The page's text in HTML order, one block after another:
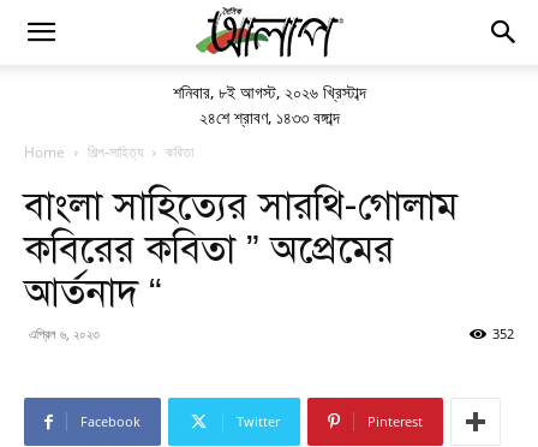
শনিবার, ৮ই আগস্ট, ২০২৬ খ্রিস্টাব্দ
২৪শে শ্রাবণ, ১৪৩৩ বঙ্গাব্দ
Home শিল্প-সাহিত্য কবিতা
বাংলা সাহিত্যের সারথি-গোলাম
কবিরের কবিতা ” অপ্রেমের
আর্তনাদ “
এপ্রিল ৬, ২০২৩ 352
Facebook Twitter Pinterest